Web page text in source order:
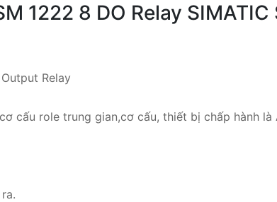
1222 8 DO Relay SIMATIC
Relay
cấu role trung gian,cơ cấu, thiết bị chấp hành là